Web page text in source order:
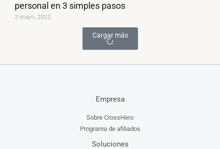
personal en 3 simples pasos
2 mayo, 2022
Cargar más
Empresa
Sobre CrossHero
Programa de afiliados
Soluciones